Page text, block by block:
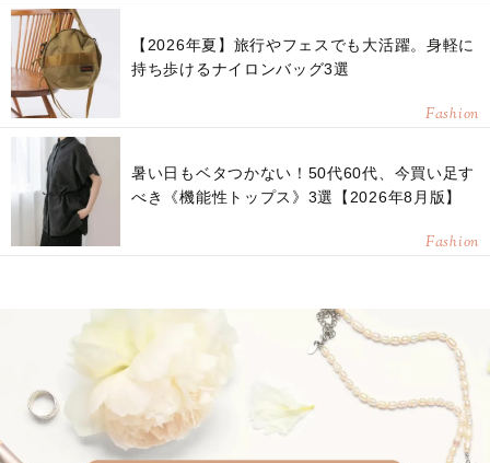
【2026年夏】旅行やフェスでも大活躍。身軽に
持ち歩けるナイロンバッグ3選
Fashion
暑い日もベタつかない！50代60代、今買い足す
べき《機能性トップス》3選【2026年8月版】
Fashion